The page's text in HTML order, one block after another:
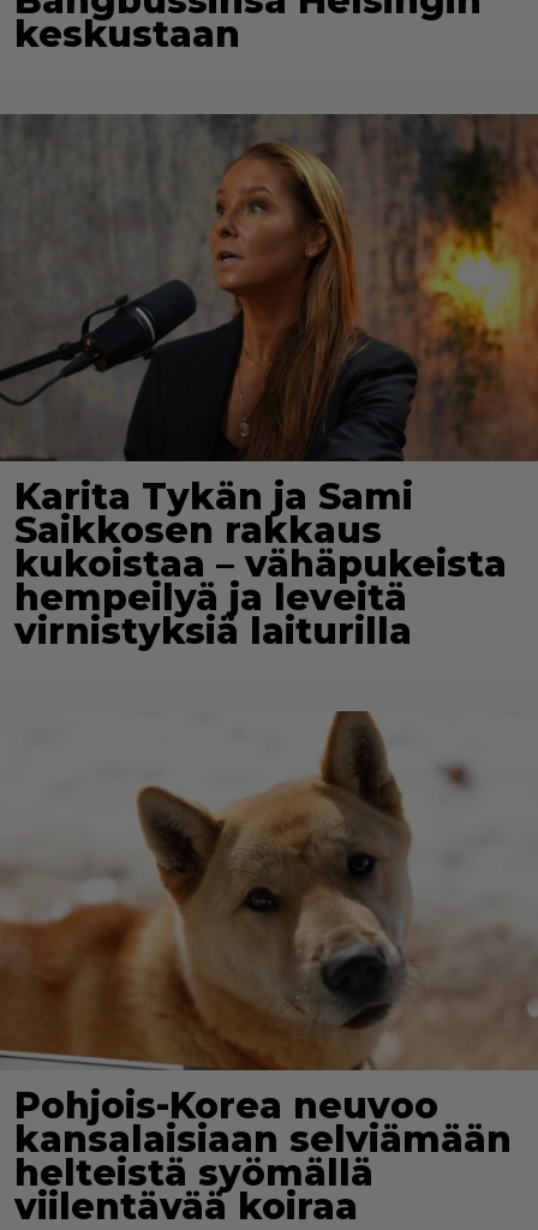
keskustaan
Karita Tykän ja Sami
Saikkosen rakkaus
kukoistaa – vähäpukeista
hempeilyä ja leveitä
virnistyksiä laiturilla
Pohjois-Korea neuvoo
kansalaisiaan selviämään
helteistä syömällä
viilentävää koiraa